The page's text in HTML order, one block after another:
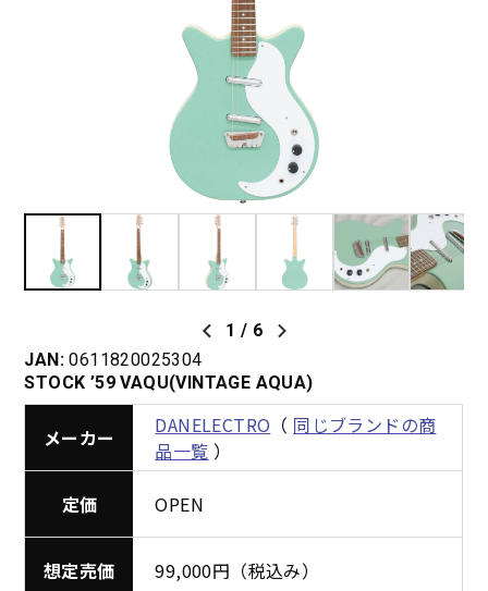
1 / 6
JAN: 0611820025304
STOCK ’59 VAQU(VINTAGE AQUA)
メーカー DANELECTRO （ 同じブランドの商
品一覧 ）
定価 OPEN
想定売価 99,000円（税込み）